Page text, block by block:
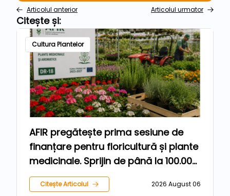
Articolul anterior Articolul urmator
Citește și:
Cultura Plantelor
AFIR pregătește prima sesiune de
finanțare pentru floricultură și plante
medicinale. Sprijin de până la 100.000
de euro pentru fermieri
Citește Articolul 2026 August 06